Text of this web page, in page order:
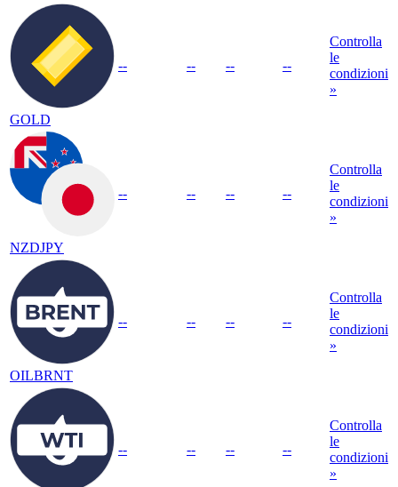
GOLD
-- -- -- --
Controlla
le
condizioni
»
NZDJPY
-- -- -- --
Controlla
le
condizioni
»
OILBRNT
-- -- -- --
Controlla
le
condizioni
»
-- -- -- --
Controlla
le
condizioni
»